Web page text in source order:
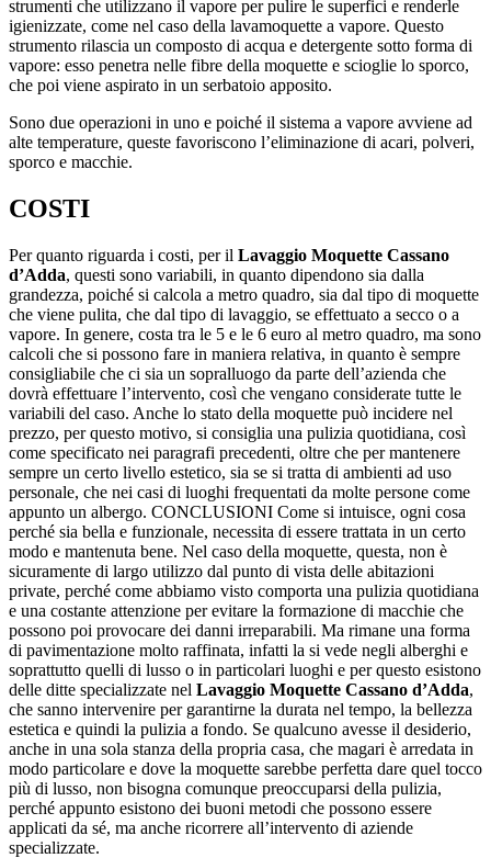
strumenti che utilizzano il vapore per pulire le superfici e renderle
igienizzate, come nel caso della lavamoquette a vapore. Questo
strumento rilascia un composto di acqua e detergente sotto forma di
vapore: esso penetra nelle fibre della moquette e scioglie lo sporco,
che poi viene aspirato in un serbatoio apposito.
Sono due operazioni in uno e poiché il sistema a vapore avviene ad
alte temperature, queste favoriscono l’eliminazione di acari, polveri,
sporco e macchie.
COSTI
Per quanto riguarda i costi, per il Lavaggio Moquette Cassano
d’Adda, questi sono variabili, in quanto dipendono sia dalla
grandezza, poiché si calcola a metro quadro, sia dal tipo di moquette
che viene pulita, che dal tipo di lavaggio, se effettuato a secco o a
vapore. In genere, costa tra le 5 e le 6 euro al metro quadro, ma sono
calcoli che si possono fare in maniera relativa, in quanto è sempre
consigliabile che ci sia un sopralluogo da parte dell’azienda che
dovrà effettuare l’intervento, così che vengano considerate tutte le
variabili del caso. Anche lo stato della moquette può incidere nel
prezzo, per questo motivo, si consiglia una pulizia quotidiana, così
come specificato nei paragrafi precedenti, oltre che per mantenere
sempre un certo livello estetico, sia se si tratta di ambienti ad uso
personale, che nei casi di luoghi frequentati da molte persone come
appunto un albergo. CONCLUSIONI Come si intuisce, ogni cosa
perché sia bella e funzionale, necessita di essere trattata in un certo
modo e mantenuta bene. Nel caso della moquette, questa, non è
sicuramente di largo utilizzo dal punto di vista delle abitazioni
private, perché come abbiamo visto comporta una pulizia quotidiana
e una costante attenzione per evitare la formazione di macchie che
possono poi provocare dei danni irreparabili. Ma rimane una forma
di pavimentazione molto raffinata, infatti la si vede negli alberghi e
soprattutto quelli di lusso o in particolari luoghi e per questo esistono
delle ditte specializzate nel Lavaggio Moquette Cassano d’Adda,
che sanno intervenire per garantirne la durata nel tempo, la bellezza
estetica e quindi la pulizia a fondo. Se qualcuno avesse il desiderio,
anche in una sola stanza della propria casa, che magari è arredata in
modo particolare e dove la moquette sarebbe perfetta dare quel tocco
più di lusso, non bisogna comunque preoccuparsi della pulizia,
perché appunto esistono dei buoni metodi che possono essere
applicati da sé, ma anche ricorrere all’intervento di aziende
specializzate.